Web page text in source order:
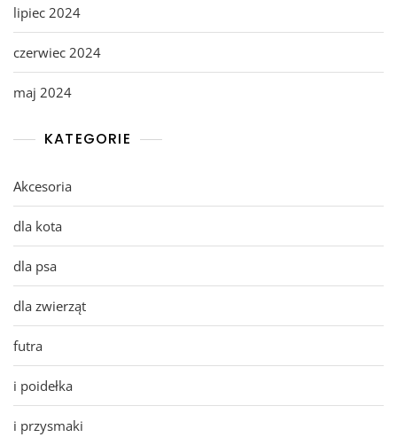
lipiec 2024
czerwiec 2024
maj 2024
KATEGORIE
Akcesoria
dla kota
dla psa
dla zwierząt
futra
i poidełka
i przysmaki